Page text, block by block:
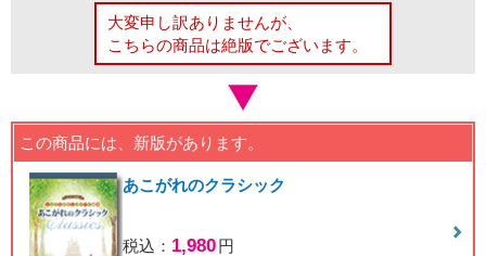
大変申し訳ありませんが、
こちらの商品は絶版でございます。
この商品には、新版があります。
あこがれのクラシック
税込： 1,980円